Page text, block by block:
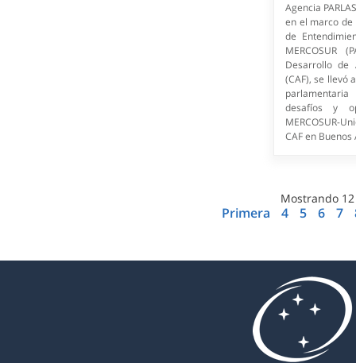
Agencia
en el marco
de
MERCOSUR
Desarrollo de
(CAF), se llevó
desafíos y
MERCOSUR-
CAF en Buenos
Mostrando 12
Primera 4 5 6 7